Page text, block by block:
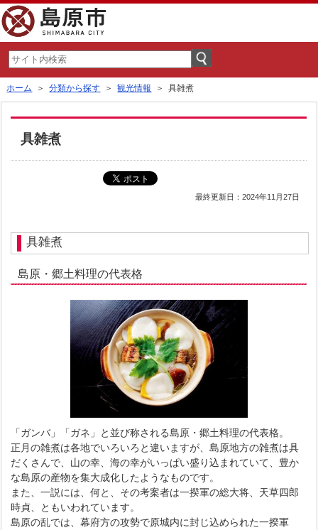
ホーム ＞分類から探す ＞観光情報 ＞ 具雑煮
具雑煮
最終更新日：2024年11月27日
具雑煮
島原・郷土料理の代表格
「ガンバ」「ガネ」と並び称される島原・郷土料理の代表格。
正月の雑煮は各地でいろいろと違いますが、島原地方の雑煮は具
だくさんで、山の幸、海の幸がいっぱい盛り込まれていて、豊か
な島原の産物を集大成化したようなものです。
また、一説には、何と、その考案者は一揆軍の総大将、天草四郎
時貞、ともいわれています。
島原の乱では、幕府方の攻勢で原城内に封じ込められた一揆軍